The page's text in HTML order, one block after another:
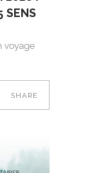
SENS
voyage
SHARE